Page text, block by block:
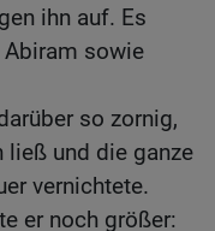
ihn auf. Es
Abiram sowie
so zornig,
ließ und die ganze
vernichtete.
er noch größer: